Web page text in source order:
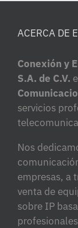
ACERCA DE
Conexión y
S.A. de C.V.
servicios
Nos
empresas, a
venta de
sobre IP